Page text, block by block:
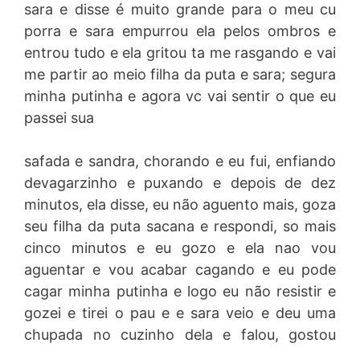
sara e disse é muito grande para o meu cu
porra e sara empurrou ela pelos ombros e
entrou tudo e ela gritou ta me rasgando e vai
me partir ao meio filha da puta e sara; segura
minha putinha e agora vc vai sentir o que eu
passei sua
safada e sandra, chorando e eu fui, enfiando
devagarzinho e puxando e depois de dez
minutos, ela disse, eu não aguento mais, goza
seu filha da puta sacana e respondi, so mais
cinco minutos e eu gozo e ela nao vou
aguentar e vou acabar cagando e eu pode
cagar minha putinha e logo eu não resistir e
gozei e tirei o pau e e sara veio e deu uma
chupada no cuzinho dela e falou, gostou